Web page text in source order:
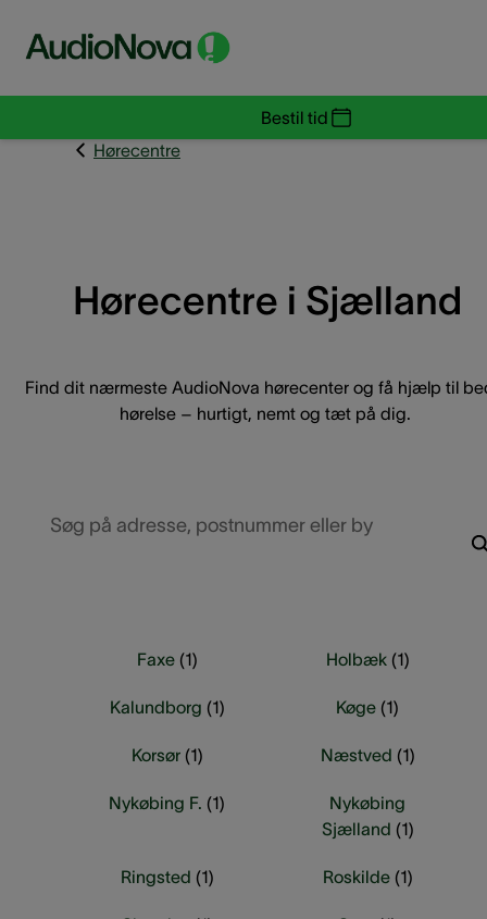
Bestil tid
Hørecentre
Hørecentre i Sjælland
Find dit nærmeste AudioNova hørecenter og få hjælp til
hørelse – hurtigt, nemt og tæt på dig.
Søg på adresse, postnummer eller by
Faxe (1) Holbæk (1)
Kalundborg (1) Køge (1)
Korsør (1) Næstved (1)
Nykøbing F. (1)
Nykøbing
Sjælland (1)
Ringsted (1) Roskilde (1)